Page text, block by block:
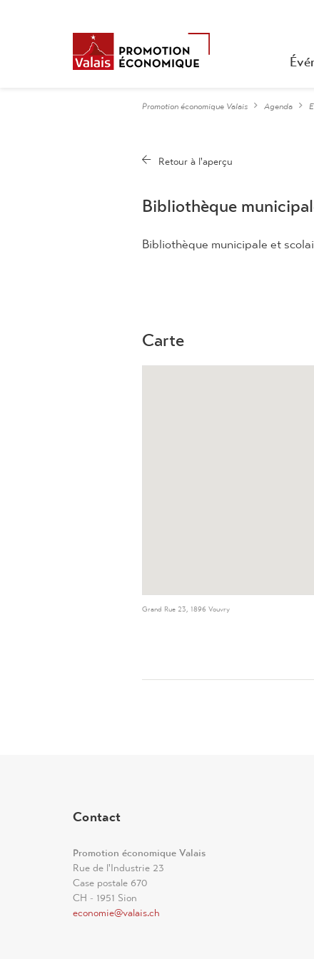
Promotion économique Valais Agenda
Bibliothèque
Bibliothèque municipale et
Carte
Grand Rue 23, 1896 Vouvry
Contact
Promotion économique Valais
Rue de l'Industrie 23
Case postale 670
CH - 1951 Sion
economie@valais.ch